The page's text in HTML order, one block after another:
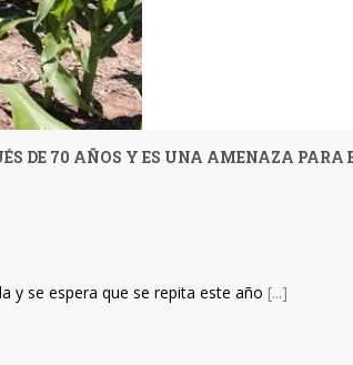
DE 70 AÑOS Y ES UNA AMENAZA PARA
y se espera que se repita este año [...]